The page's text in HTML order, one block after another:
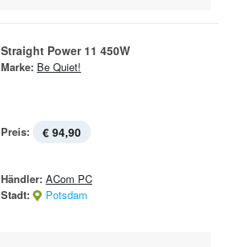
Straight Power 11 450W
Marke: Be Quiet!
Preis: € 94,90
Händler: ACom PC
Stadt:
Potsdam